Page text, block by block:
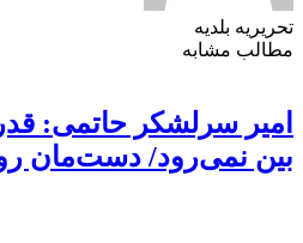
تحریریه بلدیه
مطالب مشابه
امیر سرلشکر حاتمی:
بین نمی‌رود/ دست‌مان